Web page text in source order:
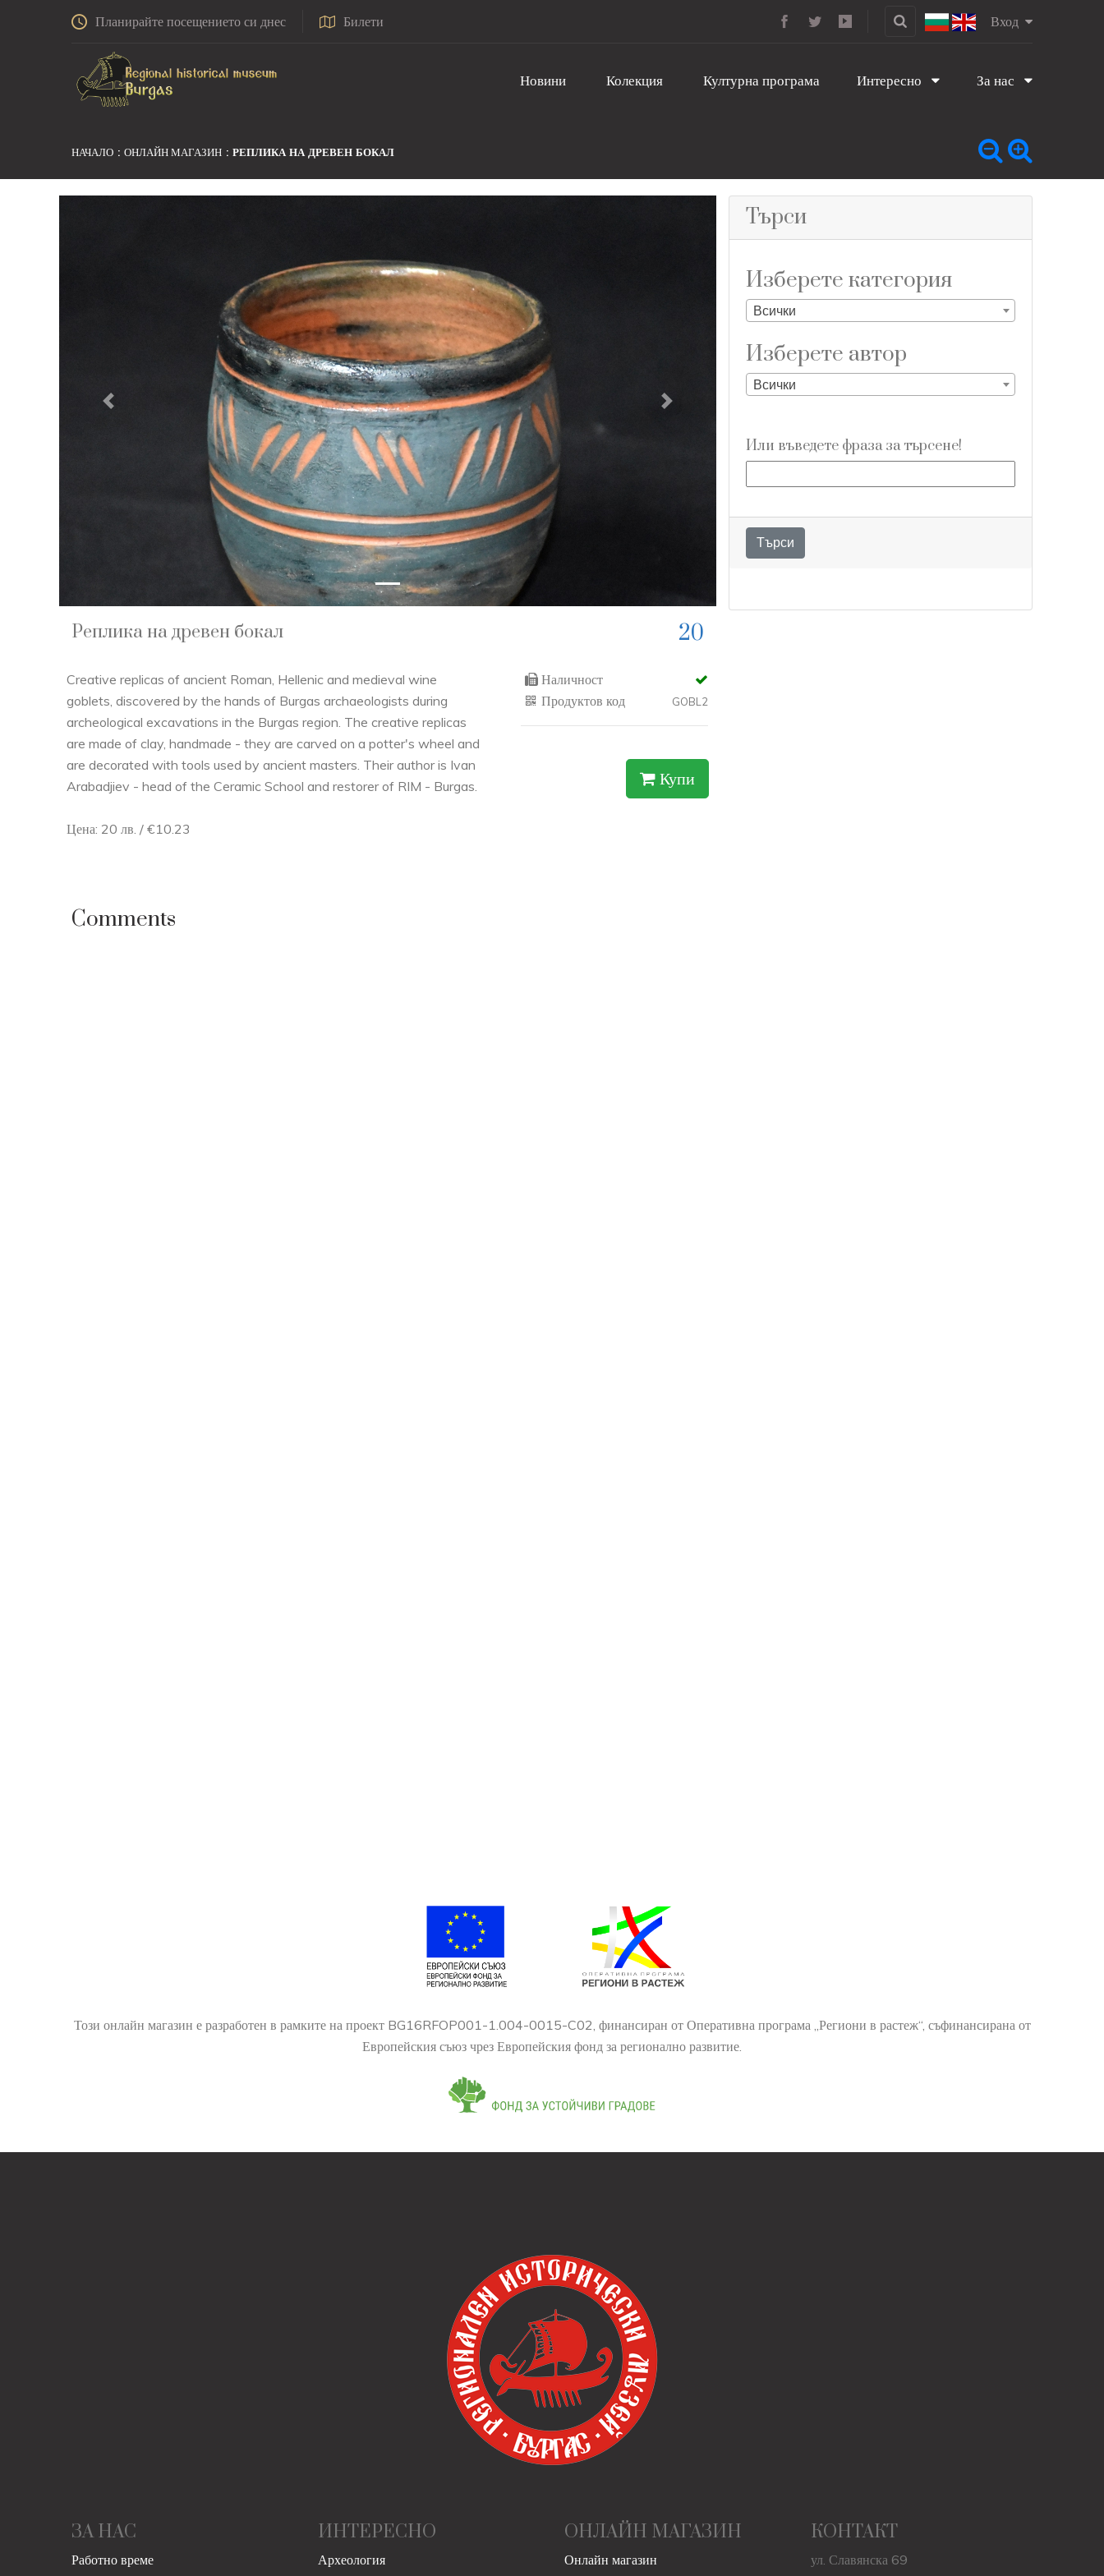
Планирайте посещението си днес Билети Вход
Новини Колекция Културна програма Интересно За нас
НАЧАЛО ОНЛАЙН МАГАЗИН РЕПЛИКА НА ДРЕВЕН БОКАЛ
Previous Next
Реплика на древен бокал 20
Creative replicas of ancient Roman, Hellenic and medieval wine
goblets, discovered by the hands of Burgas archaeologists during
archeological excavations in the Burgas region. The creative replicas
are made of clay, handmade - they are carved on a potter's wheel and
are decorated with tools used by ancient masters. Their author is Ivan
Arabadjiev - head of the Ceramic School and restorer of RIM - Burgas.
Цена: 20 лв. / €10.23
Наличност
Продуктов код
GOBL2
Купи
Comments
Търси
Изберете категория
Всички
Изберете aвтор
Всички
Или въведете фраза за търсене!
Търси
Този онлайн магазин е разработен в рамките на проект BG16RFOP001-1.004-0015-C02, финансиран от Оперативна програма „Региони в растеж“, съфинансирана от
Европейския съюз чрез Европейския фонд за регионално развитие.
ЗА НАС
Работно време
ИНТЕРЕСНО
Археология
ОНЛАЙН МАГАЗИН
Онлайн магазин
КОНТАКТ
ул. Славянска 69